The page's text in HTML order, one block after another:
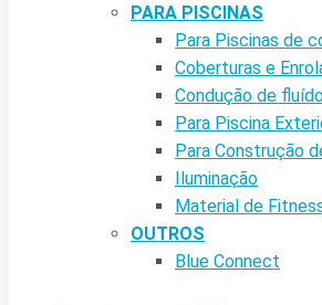
PARA PISCINAS
Para Piscinas de
Coberturas e
Condução de
Para Piscina
Para Construção
Iluminação
Material de
OUTROS
Blue Connect